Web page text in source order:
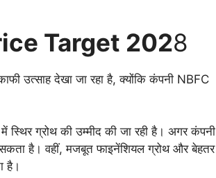
Target 2028
उत्साह देखा जा रहा है, क्योंकि कंपनी NBFC
स्थिर ग्रोथ की उम्मीद की जा रही है। अगर कंपनी
है। वहीं, मजबूत फाइनेंशियल ग्रोथ और बेहतर
है।